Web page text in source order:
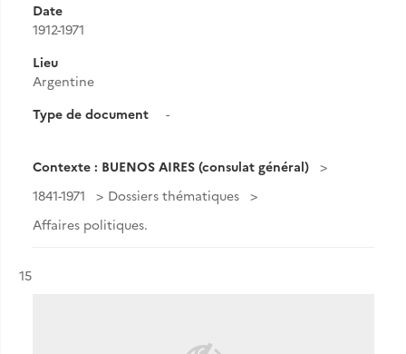
Date
1912-1971
Lieu
Argentine
Type de document
-
Contexte : BUENOS AIRES (consulat général)
1841-1971
Dossiers thématiques
Affaires politiques.
Résultat n°
15